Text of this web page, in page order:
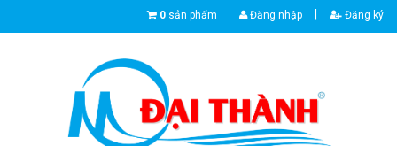
0 sản phẩm Đăng nhập Đăng ký